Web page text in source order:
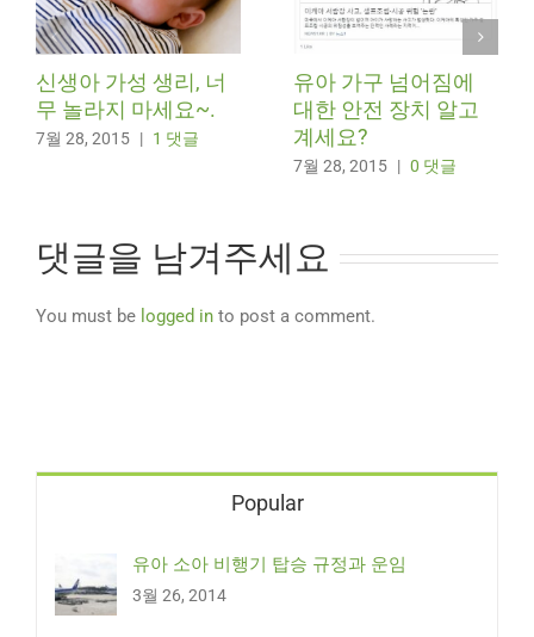
신생아 가성 생리, 너
무 놀라지 마세요~.
7월 28, 2015 | 1 댓글
유아 가구 넘어짐에
대한 안전 장치 알고
계세요?
7월 28, 2015 | 0 댓글
댓글을 남겨주세요
You must be logged in to post a comment.
Popular
유아 소아 비행기 탑승 규정과 운임
3월 26, 2014